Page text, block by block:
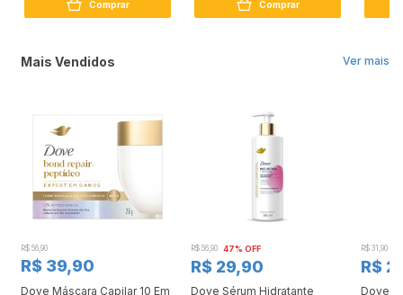
Comprar Comprar
Ver mais
Mais Vendidos
R$ 56,90
R$ 39,90
Dove Máscara Capilar 10 Em
R$ 56,90 47% OFF
R$ 29,90
Dove Sérum Hidratante
R$ 31,90
R$
Dove